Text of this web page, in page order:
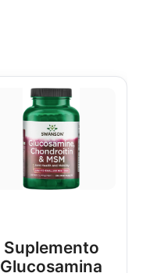
Suplemento
Glucosamina